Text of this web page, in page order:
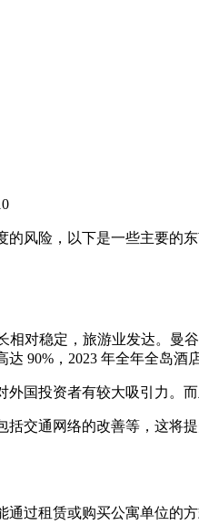
风险，以下是一些主要的
对稳定，旅游业发达。
90%，2023 年全年全岛酒
国投资者有较大吸引力。
交通网络的改善等，这将
过租赁或购买公寓单位的